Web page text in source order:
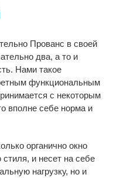
Прованс в своей
два, а то и
Нами такое
функциональным
с некоторым
вполне себе норма и
органично окно
и несет на себе
нагрузку, но и